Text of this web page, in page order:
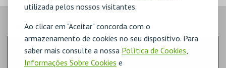
utilizada pelos nossos visitantes.
Ao clicar em "Aceitar" concorda com o
armazenamento de cookies no seu dispositivo. Para
saber mais consulte a nossa Política de Cookies
Informações Sobre Cookies e
PASSO- EVENTO
7º CONSILCAR OEIRAS TRAIL
DESPORTO & AVENTURA | ATLETISMO